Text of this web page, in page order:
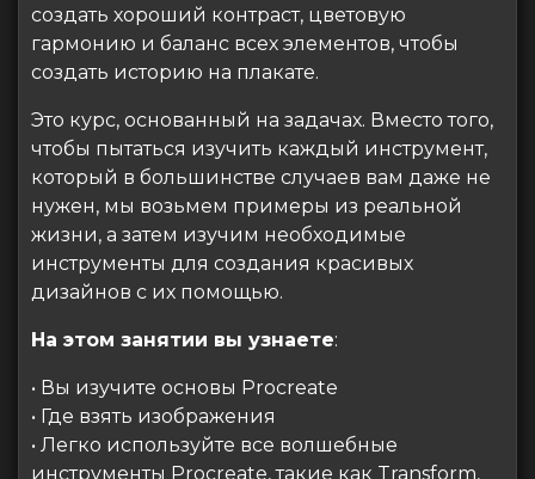
создать хороший контраст, цветовую
гармонию и баланс всех элементов, чтобы
создать историю на плакате.
Это курс, основанный на задачах. Вместо того,
чтобы пытаться изучить каждый инструмент,
который в большинстве случаев вам даже не
нужен, мы возьмем примеры из реальной
жизни, а затем изучим необходимые
инструменты для создания красивых
дизайнов с их помощью.
На этом занятии вы узнаете:
• Вы изучите основы Procreate
• Где взять изображения
• Легко используйте все волшебные
инструменты Procreate, такие как Transform,